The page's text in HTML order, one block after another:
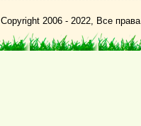
Copyright 2006 - 2022, Все